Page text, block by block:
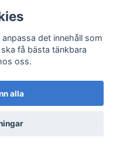
det innehåll som
få bästa tänkbara
oss.
alla